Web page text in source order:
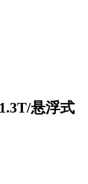
悬浮式